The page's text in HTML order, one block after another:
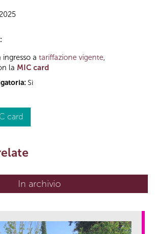
a tariffazione vigente,
la MIC card
Sì
card
In archivio